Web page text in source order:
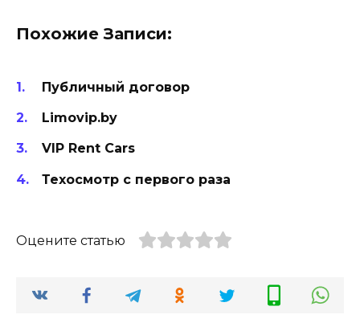
Похожие Записи:
Публичный договор
Limovip.by
VIP Rent Cars
Техосмотр с первого раза
Оцените статью